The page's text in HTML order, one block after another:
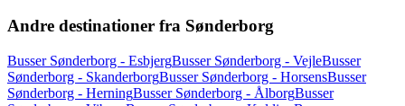
Andre destinationer fra Sønderborg
Busser Sønderborg - EsbjergBusser Sønderborg - VejleBusser
Sønderborg - SkanderborgBusser Sønderborg - HorsensBusser
Sønderborg - HerningBusser Sønderborg - ÅlborgBusser